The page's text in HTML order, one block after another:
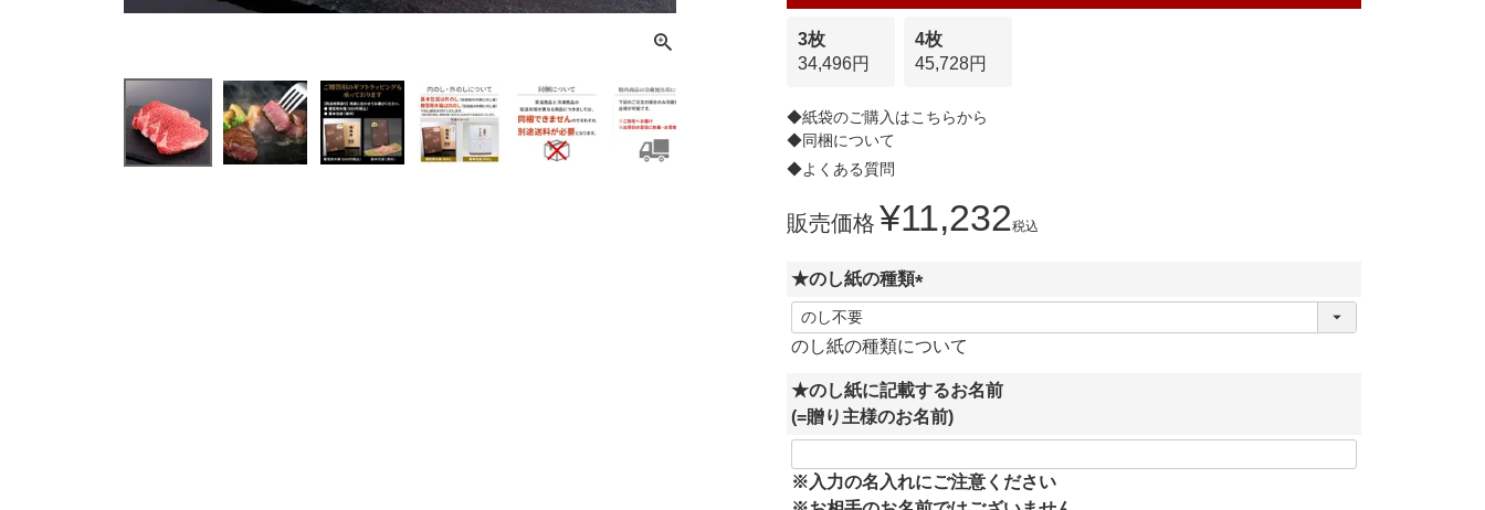
3枚
34,496円
4枚
45,728円
◆紙袋のご購入はこちらから
◆同梱について
◆よくある質問
販売価格 ¥11,232税込
★のし紙の種類
必
)
のし紙の種類について
★のし紙に記載するお名前
(=贈り主様のお名前)
※入力の名入れにご注意ください